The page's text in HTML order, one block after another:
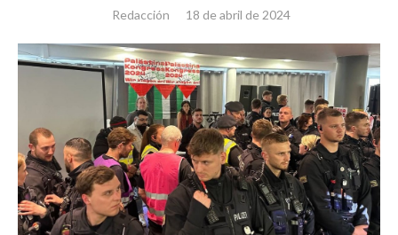
Redacción 18 de abril de 2024